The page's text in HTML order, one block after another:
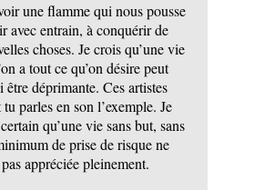
une flamme qui nous pousse
avec entrain, à conquérir de
choses. Je crois qu’une vie
a tout ce qu’on désire peut
être déprimante. Ces artistes
parles en son l’exemple. Je
qu’une vie sans but, sans
de prise de risque ne
appréciée pleinement.